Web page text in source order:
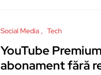
Social Media Tech
YouTube
abonament fără